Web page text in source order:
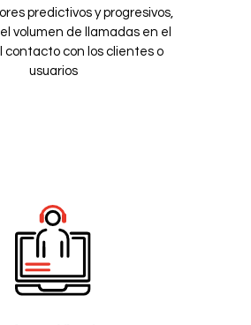
predictivos y progresivos,
volumen de llamadas en el
contacto con los clientes o
usuarios